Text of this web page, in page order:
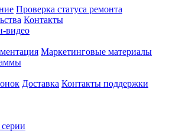
Проверка статуса ремонта
Контакты
видео
Маркетинговые материалы
Доставка Контакты поддержки